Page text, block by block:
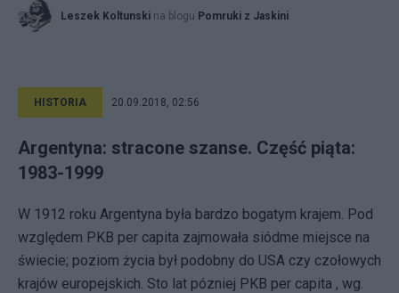
Leszek Koltunski na blogu Pomruki z Jaskini
HISTORIA 20.09.2018, 02:56
Argentyna: stracone szanse. Część piąta:
1983-1999
W 1912 roku Argentyna była bardzo bogatym krajem. Pod
względem PKB per capita zajmowała siódme miejsce na
świecie; poziom życia był podobny do USA czy czołowych
krajów europejskich. Sto lat pózniej PKB per capita , wg.